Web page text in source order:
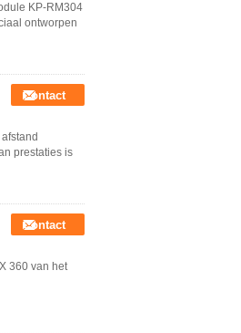
KP-RM304
ontworpen
Contact
prestaties is
Contact
360 van het